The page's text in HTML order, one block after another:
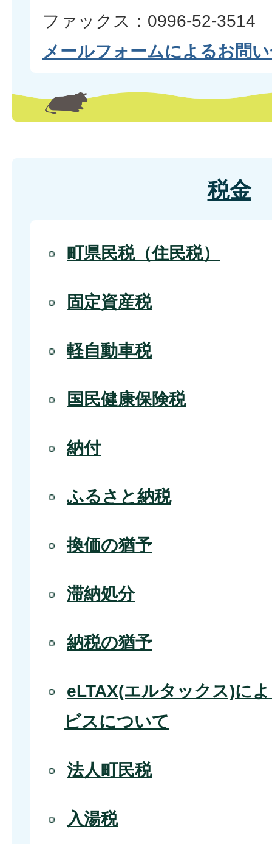
ファックス：0996-52-3514
メールフォームによるお問
税金
町県民税（住民税）
固定資産税
軽自動車税
国民健康保険税
納付
ふるさと納税
換価の猶予
滞納処分
納税の猶予
eLTAX(エルタックス)に
ビスについて
法人町民税
入湯税